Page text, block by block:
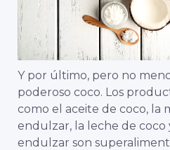
Y por último, pero no
poderoso coco. Los
como el aceite de coco, la
endulzar, la leche de coco
endulzar son